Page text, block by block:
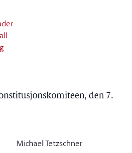
den 7.
Michael Tetzschner